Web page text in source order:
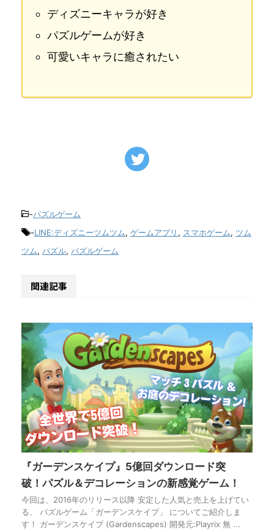
ディズニーキャラが好き
パズルゲームが好き
可愛いキャラに癒されたい
-パズルゲーム
-LINE:ディズニーツムツム, ゲームアプリ , スマホゲーム, ツム
ツム, パズル, パズルゲーム
関連記事
『ガーデンスケイプ』5億回ダウンロード突
破！パズル＆デコレーションの新感覚ゲーム！
今回は、2016年のリリース以降 安定した人気と売上を上げてい
る、 パズルゲーム「ガーデンスケイプ」 についてご紹介しま
す！ ガーデンスケイプ (Gardenscapes) 開発元:Playrix 無 ...